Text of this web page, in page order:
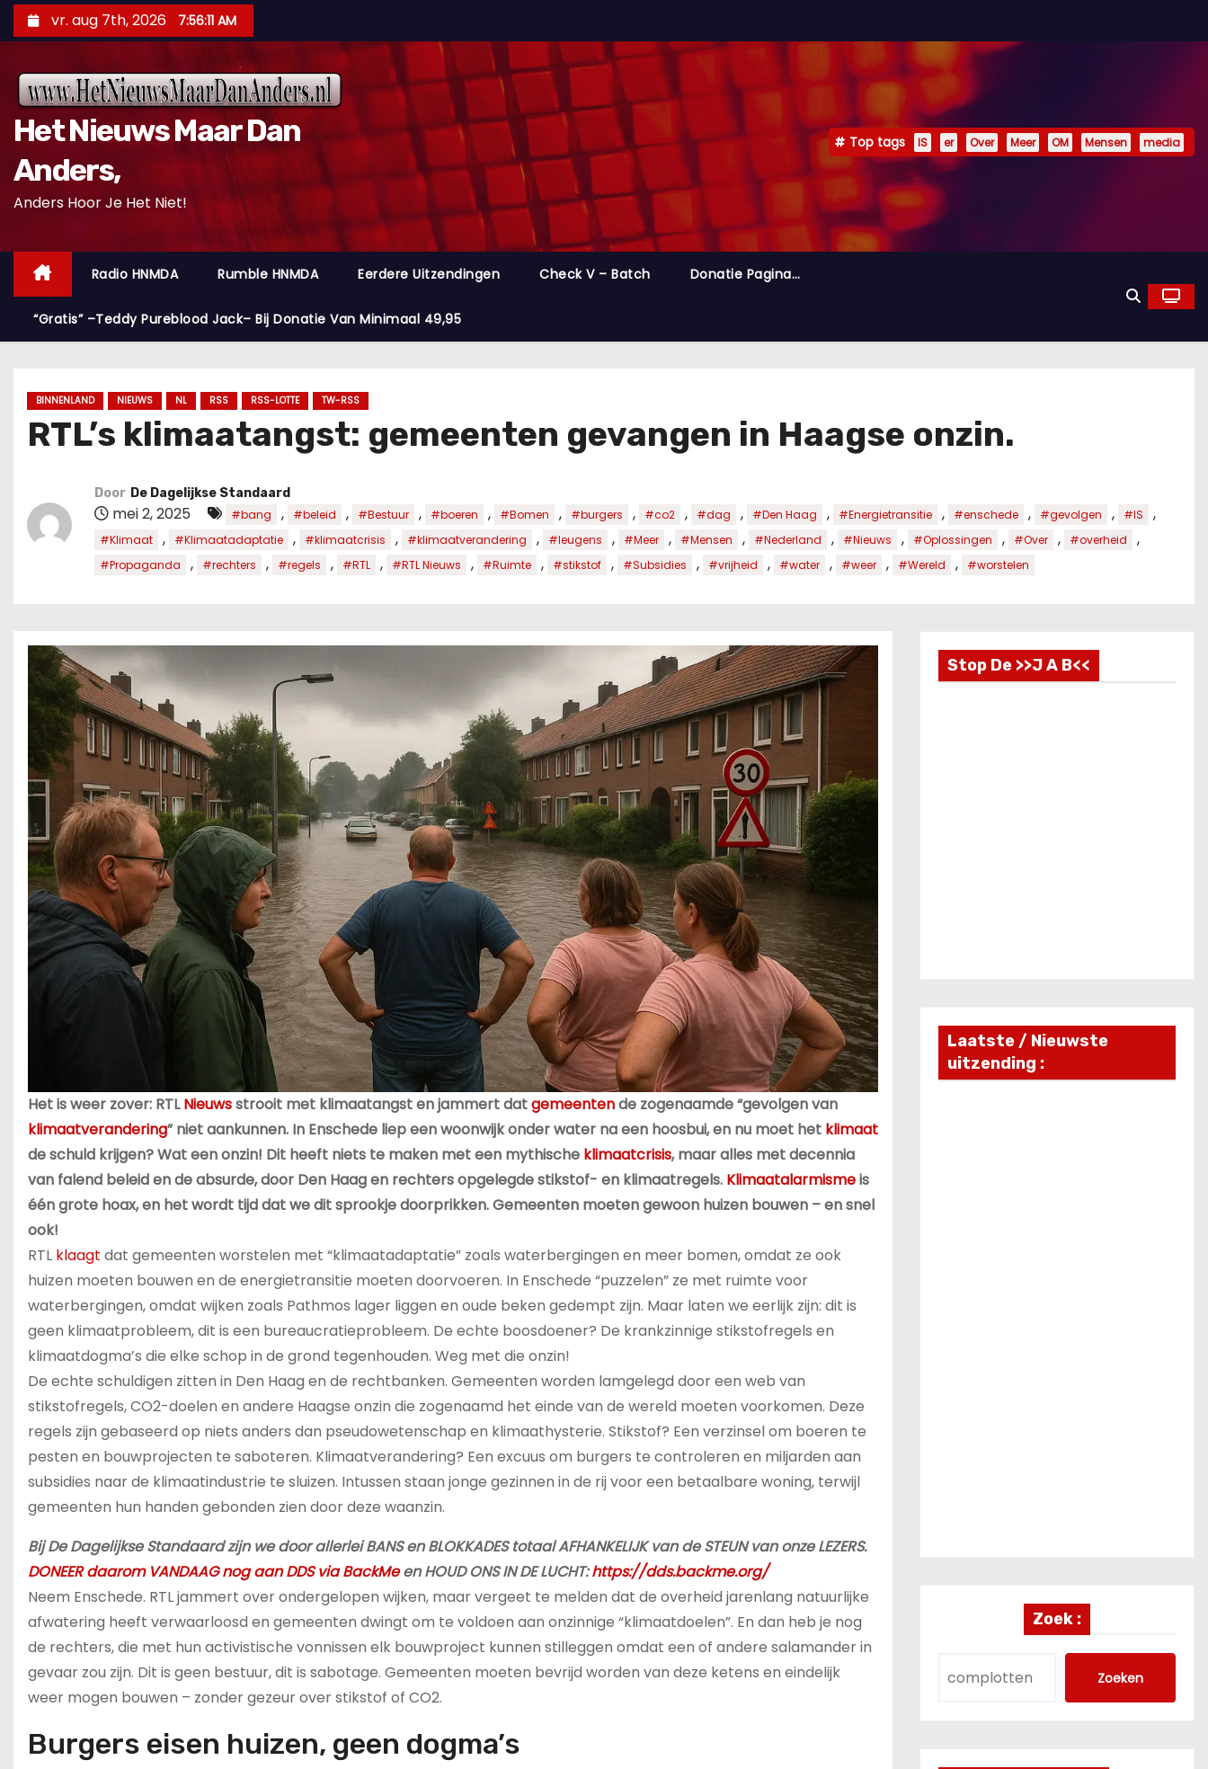
o
n
vr. aug 7th, 2026 7:56:13 AM
Het Nieuws Maar Dan
Anders,
Anders Hoor Je Het Niet!
Top tags IS er Over Meer OM Mensen media
Radio HNMDA Rumble HNMDA Eerdere Uitzendingen Check V – Batch Donatie Pagina…
“Gratis” –Teddy Pureblood Jack– Bij Donatie Van Minimaal 49,95
BINNENLAND NIEUWS NL RSS RSS-LOTTE TW-RSS
RTL’s klimaatangst: gemeenten gevangen in Haagse onzin.
Door De Dagelijkse Standaard
mei 2, 2025 #bang , #beleid , #Bestuur , #boeren , #Bomen , #burgers , #co2 , #dag , #Den Haag , #Energietransitie , #enschede , #gevolgen , #IS ,
#Klimaat , #Klimaatadaptatie , #klimaatcrisis , #klimaatverandering , #leugens , #Meer , #Mensen , #Nederland , #Nieuws , #Oplossingen , #Over , #overheid ,
#Propaganda , #rechters , #regels , #RTL , #RTL Nieuws , #Ruimte , #stikstof , #Subsidies , #vrijheid , #water , #weer , #Wereld , #worstelen
Het is weer zover: RTLNieuwsstrooit met klimaatangst en jammert datgemeentende zogenaamde “gevolgen van
klimaatverandering” niet aankunnen. In Enschede liep een woonwijk onder water na een hoosbui, en nu moet het klimaat
de schuld krijgen? Wat een onzin! Dit heeft niets te maken met een mythische klimaatcrisis, maar alles met decennia
van falend beleid en de absurde, door Den Haag en rechters opgelegde stikstof- en klimaatregels. Klimaatalarmismeis
één grote hoax, en het wordt tijd dat we dit sprookje doorprikken. Gemeenten moeten gewoon huizen bouwen – en snel
ook!
RTL klaagt dat gemeenten worstelen met “klimaatadaptatie” zoals waterbergingen en meer bomen, omdat ze ook
huizen moeten bouwen en de energietransitie moeten doorvoeren. In Enschede “puzzelen” ze met ruimte voor
waterbergingen, omdat wijken zoals Pathmos lager liggen en oude beken gedempt zijn. Maar laten we eerlijk zijn: dit is
geen klimaatprobleem, dit is een bureaucratieprobleem. De echte boosdoener? De krankzinnige stikstofregels en
klimaatdogma’s die elke schop in de grond tegenhouden. Weg met die onzin!
De echte schuldigen zitten in Den Haag en de rechtbanken. Gemeenten worden lamgelegd door een web van
stikstofregels, CO2-doelen en andere Haagse onzin die zogenaamd het einde van de wereld moeten voorkomen. Deze
regels zijn gebaseerd op niets anders dan pseudowetenschap en klimaathysterie. Stikstof? Een verzinsel om boeren te
pesten en bouwprojecten te saboteren. Klimaatverandering? Een excuus om burgers te controleren en miljarden aan
subsidies naar de klimaatindustrie te sluizen. Intussen staan jonge gezinnen in de rij voor een betaalbare woning, terwijl
gemeenten hun handen gebonden zien door deze waanzin.
Bij De Dagelijkse Standaard zijn we door allerlei BANS en BLOKKADES totaal AFHANKELIJK van de STEUN van onze LEZERS.
DONEER daarom VANDAAG nog aan DDS via BackMeen HOUD ONS IN DE LUCHT:https://dds.backme.org/
Neem Enschede. RTL jammert over ondergelopen wijken, maar vergeet te melden dat de overheid jarenlang natuurlijke
afwatering heeft verwaarloosd en gemeenten dwingt om te voldoen aan onzinnige “klimaatdoelen”. En dan heb je nog
de rechters, die met hun activistische vonnissen elk bouwproject kunnen stilleggen omdat een of andere salamander in
gevaar zou zijn. Dit is geen bestuur, dit is sabotage. Gemeenten moeten bevrijd worden van deze ketens en eindelijk
weer mogen bouwen – zonder gezeur over stikstof of CO2.
Burgers eisen huizen, geen dogma’s
Stop De >>J A B<<
Laatste / Nieuwste
uitzending :
Zoek :
Zoeken